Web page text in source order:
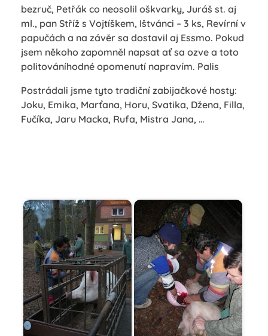
bezruč, Petřák co neosolil oškvarky, Juráš st. aj
ml., pan Stříž s Vojtíškem, Ištvánci – 3 ks, Revírní v
papučách a na závěr sa dostavil aj Essmo. Pokud
jsem někoho zapomněl napsat ať sa ozve a toto
politováníhodné opomenutí napravím. Palis
Postrádali jsme tyto tradiční zabijačkové hosty:
Joku, Emika, Marťana, Horu, Svatika, Džena, Filla,
Fučíka, Jaru Macka, Rufa, Mistra Jana, …